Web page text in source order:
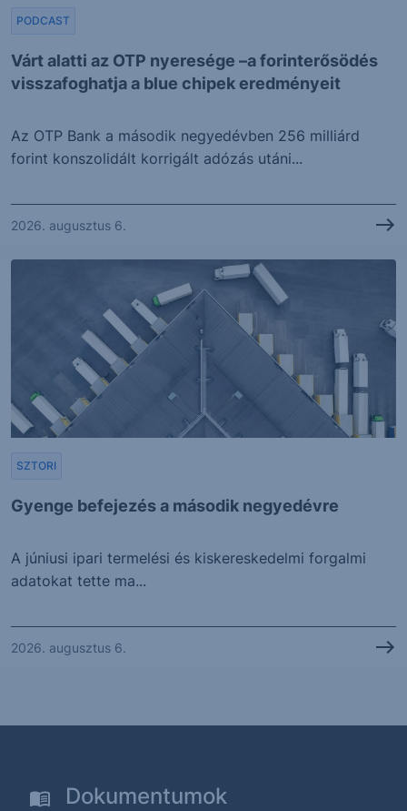
Várt alatti az OTP nyeresége –a forinterősödés
visszafoghatja a blue chipek eredményeit
PODCAST
Az OTP Bank a második negyedévben 256 milliárd
forint konszolidált korrigált adózás utáni...
2026. augusztus 6.
Gyenge befejezés a második negyedévre
SZTORI
A júniusi ipari termelési és kiskereskedelmi forgalmi
adatokat tette ma...
2026. augusztus 6.
Dokumentumok